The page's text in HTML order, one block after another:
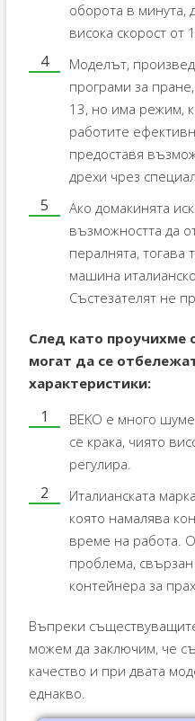
оборота в минута,
висока скорост от
Моделът,
програми за
13, но има режим,
работите
предоставя
дрехи чрез
Ако домакинята
възможността да
пералнята, тогава
машина
Състезателят не
След като проучихме
могат да се
характеристики:
BEKO е много
се крака, чиято
регулира.
Италианската
която намалява
време на работа.
проблема, свързан
контейнера за
Въпреки
можем да заключим, че
качество и при двата
еднакво.